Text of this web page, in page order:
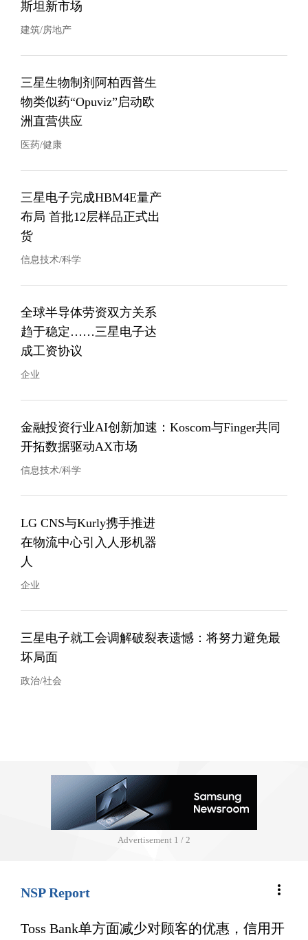
斯坦新市场
建筑/房地产
三星生物制剂阿柏西普生
物类似药“Opuviz”启动欧
洲直营供应
医药/健康
三星电子完成HBM4E量产
布局 首批12层样品正式出
货
信息技术/科学
全球半导体劳资双方关系
趋于稳定……三星电子达
成工资协议
企业
金融投资行业AI创新加速：Koscom与Finger共同
开拓数据驱动AX市场
信息技术/科学
LG CNS与Kurly携手推进
在物流中心引入人形机器
人
企业
三星电子就工会调解破裂表遗憾：将努力避免最
坏局面
政治/社会
Advertisement 1 / 2
NSP Report more_vert
Toss Bank单方面减少对顾客的优惠，信用开